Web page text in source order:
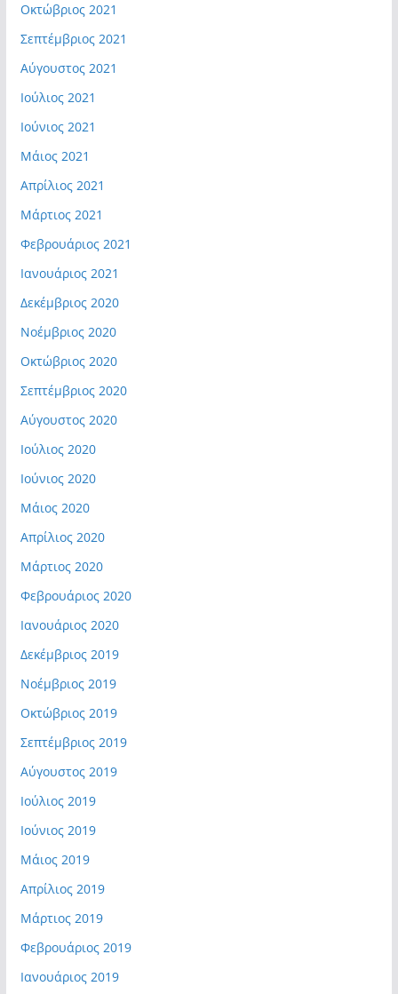
Οκτώβριος 2021
Σεπτέμβριος 2021
Αύγουστος 2021
Ιούλιος 2021
Ιούνιος 2021
Μάιος 2021
Απρίλιος 2021
Μάρτιος 2021
Φεβρουάριος 2021
Ιανουάριος 2021
Δεκέμβριος 2020
Νοέμβριος 2020
Οκτώβριος 2020
Σεπτέμβριος 2020
Αύγουστος 2020
Ιούλιος 2020
Ιούνιος 2020
Μάιος 2020
Απρίλιος 2020
Μάρτιος 2020
Φεβρουάριος 2020
Ιανουάριος 2020
Δεκέμβριος 2019
Νοέμβριος 2019
Οκτώβριος 2019
Σεπτέμβριος 2019
Αύγουστος 2019
Ιούλιος 2019
Ιούνιος 2019
Μάιος 2019
Απρίλιος 2019
Μάρτιος 2019
Φεβρουάριος 2019
Ιανουάριος 2019